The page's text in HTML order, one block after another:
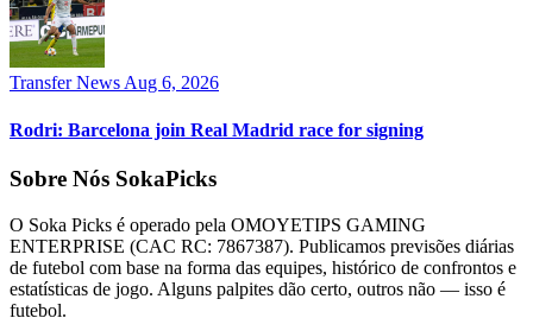
Transfer News Aug 6, 2026
Rodri: Barcelona join Real Madrid race for signing
Sobre Nós SokaPicks
O Soka Picks é operado pela OMOYETIPS GAMING
ENTERPRISE (CAC RC: 7867387). Publicamos previsões diárias
de futebol com base na forma das equipes, histórico de confrontos e
estatísticas de jogo. Alguns palpites dão certo, outros não — isso é
futebol.